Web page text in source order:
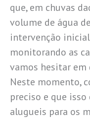
que, em chuvas
volume de água
intervenção
monitorando as
vamos hesitar
Neste momento,
preciso e que
alugueis para os